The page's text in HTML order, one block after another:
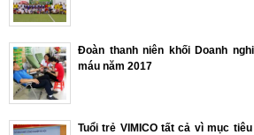
Đoàn thanh niên khối Doanh
máu năm 2017
Tuổi trẻ VIMICO tất cả vì mục